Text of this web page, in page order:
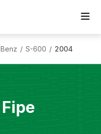
/ S-600 / 2004